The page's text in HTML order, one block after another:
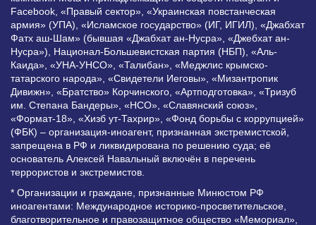
Facebook, «Правый сектор», «Украинская повстанческая
армия» (УПА), «Исламское государство» (ИГ, ИГИЛ), «Джабхат
Фатх аш-Шам» (бывшая «Джабхат ан-Нусра», «Джебхат ан-
Нусра»), Национал-Большевистская партия (НБП), «Аль-
Каида», «УНА-УНСО», «Талибан», «Меджлис крымско-
татарского народа», «Свидетели Иеговы», «Мизантропик
Дивижн», «Братство» Корчинского, «Артподготовка», «Тризуб
им. Степана Бандеры», «НСО», «Славянский союз»,
«Формат-18», «Хизб ут-Тахрир», «Фонд борьбы с коррупцией»
(ФБК) – организация-иноагент, признанная экстремистской,
запрещена в РФ и ликвидирована по решению суда; её
основатель Алексей Навальный включён в перечень
террористов и экстремистов.
* Организации и граждане, признанные Минюстом РФ
иноагентами: Международное историко-просветительское,
благотворительное и правозащитное общество «Мемориал»,